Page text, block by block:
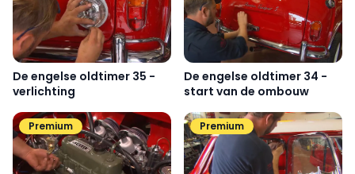
De engelse oldtimer 35 -
verlichting
De engelse oldtimer 34 -
start van de ombouw
Premium Premium